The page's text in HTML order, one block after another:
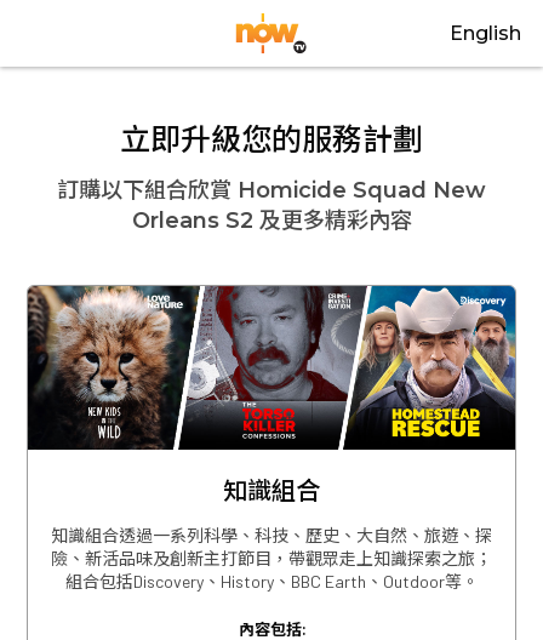
English
立即升級您的服務計劃
訂購以下組合欣賞 Homicide Squad New
Orleans S2 及更多精彩內容
知識組合
知識組合透過一系列科學、科技、歷史、大自然、旅遊、探
險、新活品味及創新主打節目，帶觀眾走上知識探索之旅；
組合包括Discovery、History、BBC Earth、Outdoor等。
內容包括:
關閉